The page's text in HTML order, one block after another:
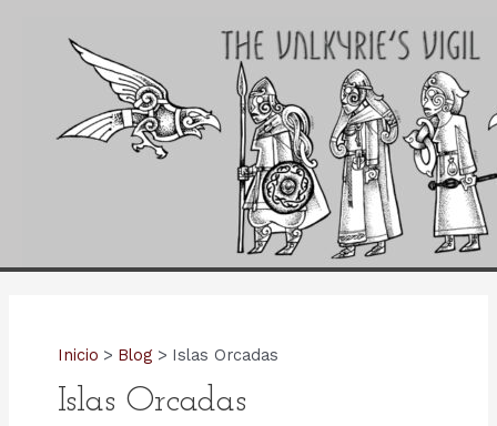
Inicio Blog Islas Orcadas
Islas Orcadas